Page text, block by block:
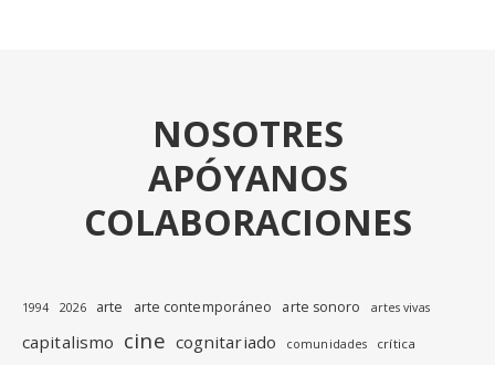
NOSOTRES
APÓYANOS
COLABORACIONES
1994 2026 arte arte contemporáneo arte sonoro artes vivas
capitalismo cine cognitariado comunidades crítica